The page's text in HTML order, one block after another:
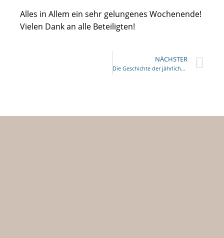
Alles in Allem ein sehr gelungenes Wochenende!
Vielen Dank an alle Beteiligten!
NÄCHSTER
Die Geschichte der jährlichen „Show and Celebration“ im Herbst in Ava